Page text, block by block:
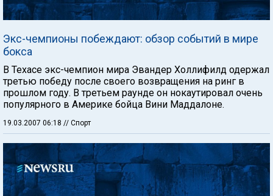
Экс-чемпионы побеждают: обзор событий в мире
бокса
В Техасе экс-чемпион мира Эвандер Холлифилд одержал
третью победу после своего возвращения на ринг в
прошлом году. В третьем раунде он нокаутировал очень
популярного в Америке бойца Вини Маддалоне.
19.03.2007 06:18 // Спорт